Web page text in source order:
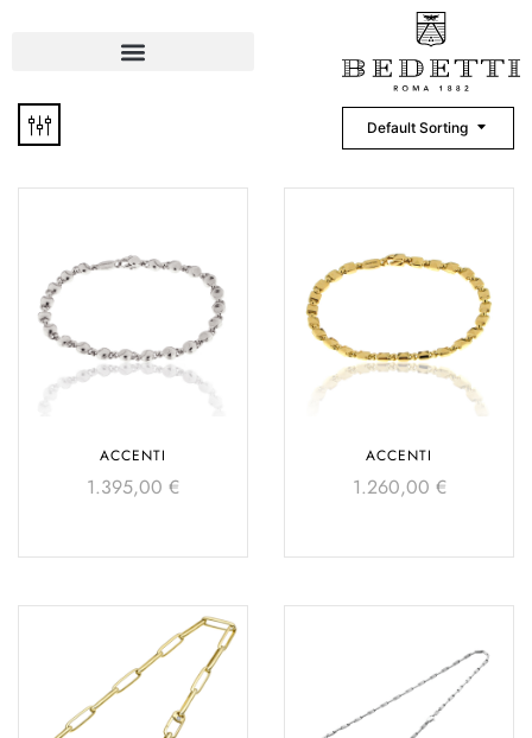
Default Sorting
ACCENTI
1.395,00 €
ACCENTI
1.260,00 €